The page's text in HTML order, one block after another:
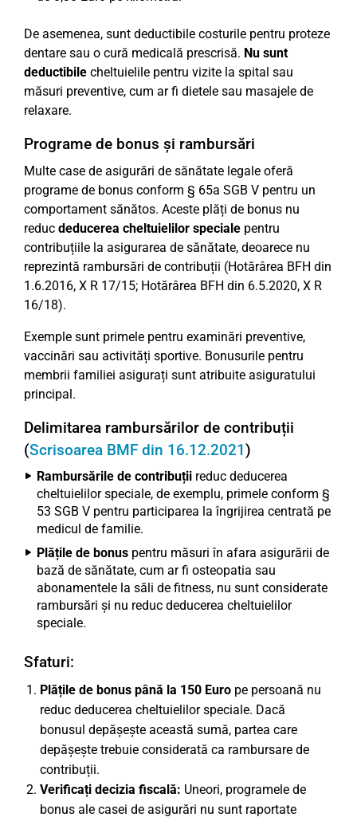
De asemenea, sunt deductibile costurile pentru proteze
dentare sau o cură medicală prescrisă. Nu sunt
deductibile cheltuielile pentru vizite la spital sau
măsuri preventive, cum ar fi dietele sau masajele de
relaxare.
Programe de bonus și rambursări
Multe case de asigurări de sănătate legale oferă
programe de bonus conform § 65a SGB V pentru un
comportament sănătos. Aceste plăți de bonus nu
reduc deducerea cheltuielilor speciale pentru
contribuțiile la asigurarea de sănătate, deoarece nu
reprezintă rambursări de contribuții (Hotărârea BFH din
1.6.2016, X R 17/15; Hotărârea BFH din 6.5.2020, X R
16/18).
Exemple sunt primele pentru examinări preventive,
vaccinări sau activități sportive. Bonusurile pentru
membrii familiei asigurați sunt atribuite asiguratului
principal.
Delimitarea rambursărilor de contribuții
(Scrisoarea BMF din 16.12.2021)
Rambursările de contribuții reduc deducerea
cheltuielilor speciale, de exemplu, primele conform §
53 SGB V pentru participarea la îngrijirea centrată pe
medicul de familie.
Plățile de bonus pentru măsuri în afara asigurării de
bază de sănătate, cum ar fi osteopatia sau
abonamentele la săli de fitness, nu sunt considerate
rambursări și nu reduc deducerea cheltuielilor
speciale.
Sfaturi:
Plățile de bonus până la 150 Euro pe persoană nu
reduc deducerea cheltuielilor speciale. Dacă
bonusul depășește această sumă, partea care
depășește trebuie considerată ca rambursare de
contribuții.
Verificați decizia fiscală: Uneori, programele de
bonus ale casei de asigurări nu sunt raportate